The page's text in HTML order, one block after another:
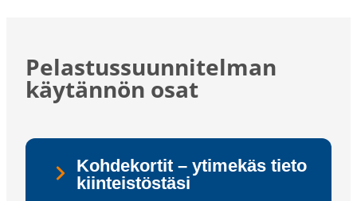
Pelas­tus­suun­ni­telman
käytännön osat
Koh­de­kor­tit – yti­me­käs tieto
kiin­teis­tös­tä­si